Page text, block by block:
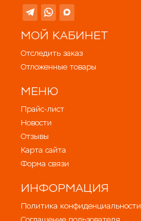
МОЙ КАБИНЕТ
Отследить заказ
Отложенные товары
МЕНЮ
Прайс-лист
Новости
Отзывы
Карта сайта
Форма связи
ИНФОРМАЦИЯ
Политика конфиденциальности